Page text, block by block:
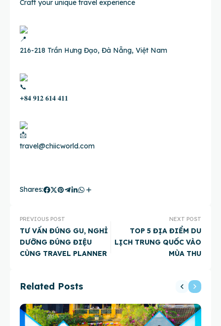
Craft your unique travel experience
216-218 Trần Hưng Đạo, Đà Nẵng, Việt Nam
+𝟖𝟒 𝟗𝟏𝟐 𝟔𝟏𝟒 𝟒𝟏𝟏
travel@chiicworld.com
Shares:
PREVIOUS POST
TƯ VẤN ĐÚNG GU, NGHỈ
DƯỠNG ĐÚNG ĐIỆU
CÙNG TRAVEL PLANNER
NEXT POST
TOP 5 ĐỊA ĐIỂM DU
LỊCH TRUNG QUỐC VÀO
MÙA THU
Related Posts